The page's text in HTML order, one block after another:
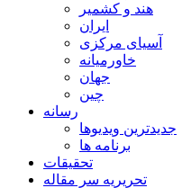
هند و کشمیر
ایران
آسیای مرکزی
خاورمیانه
جهان
چین
رسانه
جدیدترین ویدیوها
برنامه ها
تحقیقات
تحریریه سر مقاله